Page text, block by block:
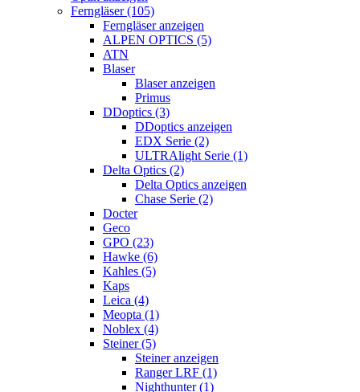
Ferngläser (105)
Ferngläser anzeigen
ALPEN OPTICS (5)
ATN
Blaser
Blaser anzeigen
Primus
DDoptics (3)
DDoptics anzeigen
EDX Serie (2)
ULTRAlight Serie (1)
Delta Optics (2)
Delta Optics anzeigen
Chase Serie (2)
Docter
Geco
GPO (23)
Hawke (6)
Kahles (5)
Kaps
Leica (4)
Meopta (1)
Noblex (4)
Steiner (5)
Steiner anzeigen
Ranger LRF (1)
Nighthunter (1)